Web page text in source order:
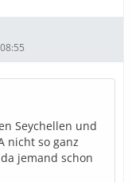
Seychellen und
nicht so ganz
jemand schon